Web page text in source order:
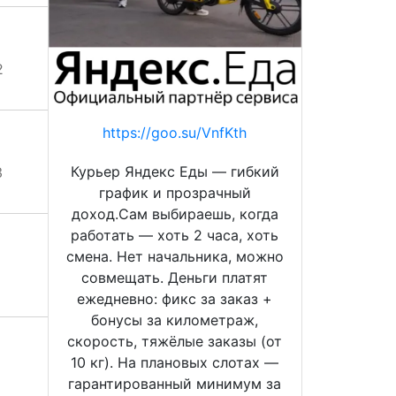
https://goo.su/VnfKth
Курьер Яндекс Еды — гибкий
график и прозрачный
доход.Сам выбираешь, когда
работать — хоть 2 часа, хоть
смена. Нет начальника, можно
совмещать. Деньги платят
ежедневно: фикс за заказ +
бонусы за километраж,
скорость, тяжёлые заказы (от
10 кг). На плановых слотах —
гарантированный минимум за